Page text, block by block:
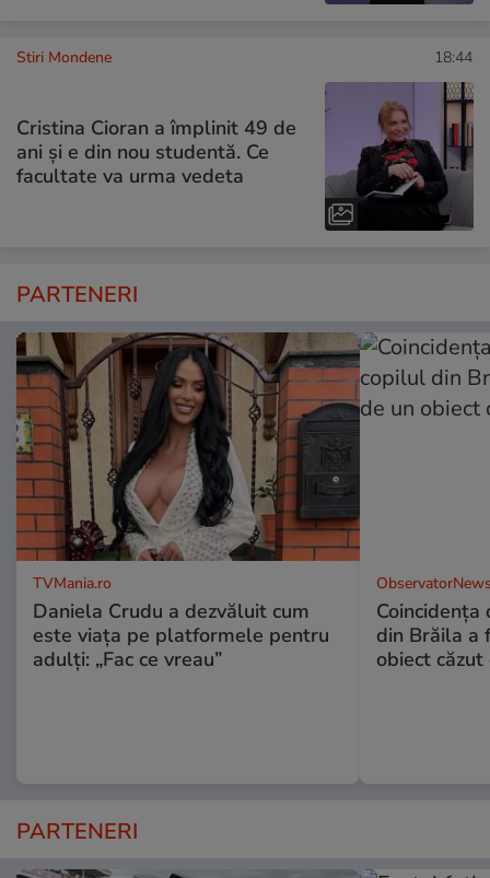
Stiri Mondene 18:44
Cristina Cioran a împlinit 49 de
ani și e din nou studentă. Ce
facultate va urma vedeta
PARTENERI
TVMania.ro
Daniela Crudu a dezvăluit cum
este viața pe platformele pentru
adulți: „Fac ce vreau”
Coincidența
din Brăila a
obiect căzut
PARTENERI